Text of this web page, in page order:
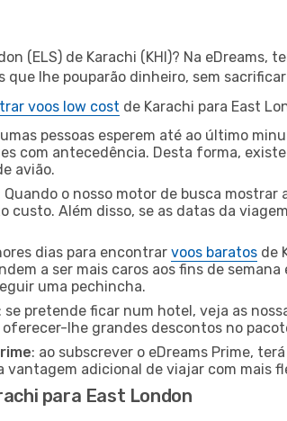
(ELS) de Karachi (KHI)? Na
que lhe pouparão dinheiro, sem
voos low cost de Karachi para East
pessoas esperem até ao último
com antecedência. Desta forma,
avião.
Quando o nosso motor de busca
custo. Além disso, se as datas da
dias para encontrar voos baratos de
a ser mais caros aos fins de semana
uma pechincha.
: se pretende ficar num hotel, veja as
oferecer-lhe grandes descontos no
: ao subscrever o eDreams Prime,
vantagem adicional de viajar com mais
para East London